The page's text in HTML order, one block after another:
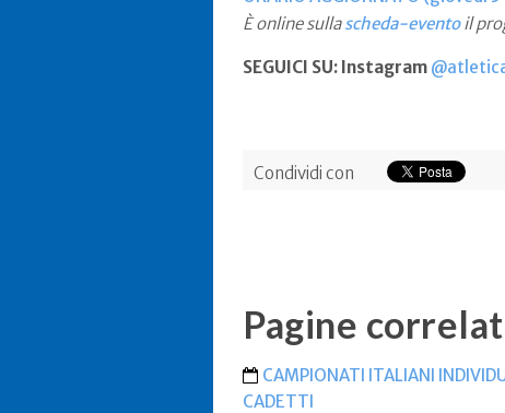
È online sullascheda-eventoil
SEGUICI SU: Instagram
Condividi con
Pagine
CAMPIONATI ITALIANI
CADETTI